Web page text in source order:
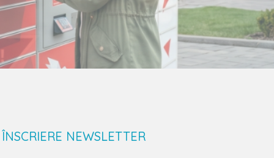
ÎNSCRIERE NEWSLETTER